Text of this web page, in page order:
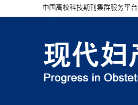
中国高校科技期刊集群服务平台